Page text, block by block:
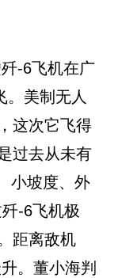
-6飞机在广
。美制无人
这次它飞得
过去从未有
小坡度、外
-6飞机极
距离敌机
。董小海判